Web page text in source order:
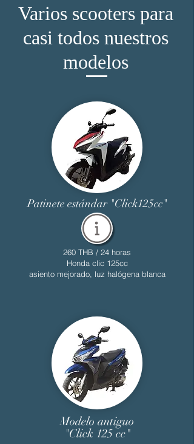
Varios scooters para
casi todos nuestros
modelos
Patinete estándar "Click125cc"
260 THB / 24 horas
Honda clic 125cc
asiento mejorado, luz halógena blanca
Modelo antiguo
"Click 125 cc"